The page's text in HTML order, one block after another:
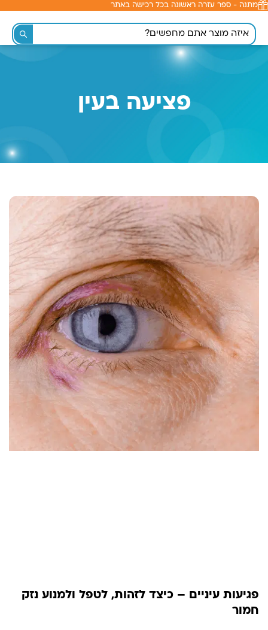
לתוכן
מתנה - ספר עזרה ראשונה בכל רכישה באתר
פציעה בעין
פגיעות עיניים – כיצד לזהות, לטפל ולמנוע נזק
חמור